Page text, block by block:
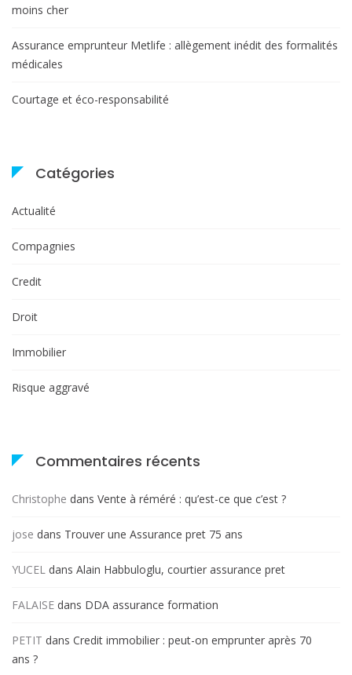
moins cher
Assurance emprunteur Metlife : allègement inédit des formalités
médicales
Courtage et éco-responsabilité
Catégories
Actualité
Compagnies
Credit
Droit
Immobilier
Risque aggravé
Commentaires récents
Christophe dans Vente à réméré : qu’est-ce que c’est ?
jose dans Trouver une Assurance pret 75 ans
YUCEL dans Alain Habbuloglu, courtier assurance pret
FALAISE dans DDA assurance formation
PETIT dans Credit immobilier : peut-on emprunter après 70
ans ?